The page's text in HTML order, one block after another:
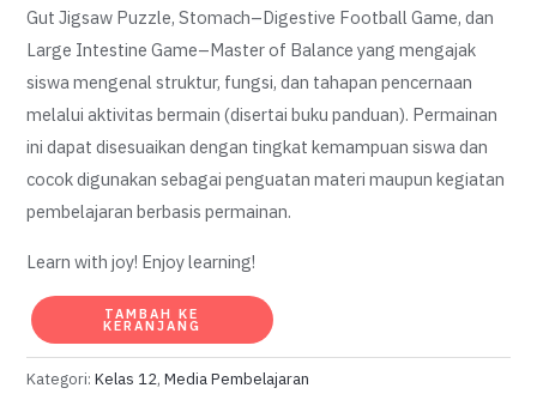
Rp90.000.
Gut Jigsaw Puzzle, Stomach–Digestive Football Game, dan
Large Intestine Game–Master of Balance yang mengajak
siswa mengenal struktur, fungsi, dan tahapan pencernaan
melalui aktivitas bermain (disertai buku panduan). Permainan
ini dapat disesuaikan dengan tingkat kemampuan siswa dan
cocok digunakan sebagai penguatan materi maupun kegiatan
pembelajaran berbasis permainan.
Learn with joy! Enjoy learning!
Kuantitas
Game
Edukasi
TAMBAH KE
KERANJANG
Kategori:Kelas 12,Media Pembelajaran